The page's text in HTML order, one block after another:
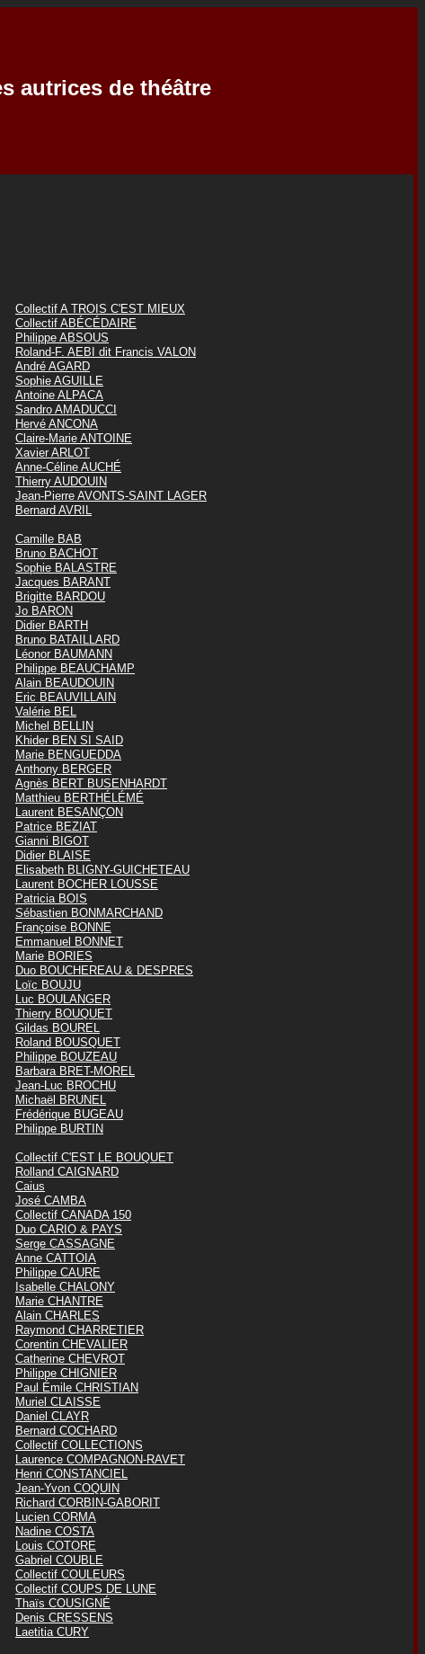
autrices de théâtre
Collectif A TROIS C'EST MIEUX
Collectif ABÉCÉDAIRE
Philippe ABSOUS
Roland-F. AEBI dit Francis VALON
André AGARD
Sophie AGUILLE
Antoine ALPACA
Sandro AMADUCCI
Hervé ANCONA
Claire-Marie ANTOINE
Xavier ARLOT
Anne-Céline AUCHÉ
Thierry AUDOUIN
Jean-Pierre AVONTS-SAINT LAGER
Bernard AVRIL
Camille BAB
Bruno BACHOT
Sophie BALASTRE
Jacques BARANT
Brigitte BARDOU
Jo BARON
Didier BARTH
Bruno BATAILLARD
Léonor BAUMANN
Philippe BEAUCHAMP
Alain BEAUDOUIN
Eric BEAUVILLAIN
Valérie BEL
Michel BELLIN
Khider BEN SI SAID
Marie BENGUEDDA
Anthony BERGER
Agnès BERT BUSENHARDT
Matthieu BERTHÉLÉMÉ
Laurent BESANÇON
Patrice BEZIAT
Gianni BIGOT
Didier BLAISE
Elisabeth BLIGNY-GUICHETEAU
Laurent BOCHER LOUSSE
Patricia BOIS
Sébastien BONMARCHAND
Françoise BONNE
Emmanuel BONNET
Marie BORIES
Duo BOUCHEREAU & DESPRES
Loïc BOUJU
Luc BOULANGER
Thierry BOUQUET
Gildas BOUREL
Roland BOUSQUET
Philippe BOUZEAU
Barbara BRET-MOREL
Jean-Luc BROCHU
Michaël BRUNEL
Frédérique BUGEAU
Philippe BURTIN
Collectif C'EST LE BOUQUET
Rolland CAIGNARD
Caius
José CAMBA
Collectif CANADA 150
Duo CARIO & PAYS
Serge CASSAGNE
Anne CATTOIA
Philippe CAURE
Isabelle CHALONY
Marie CHANTRE
Alain CHARLES
Raymond CHARRETIER
Corentin CHEVALIER
Catherine CHEVROT
Philippe CHIGNIER
Paul Émile CHRISTIAN
Muriel CLAISSE
Daniel CLAYR
Bernard COCHARD
Collectif COLLECTIONS
Laurence COMPAGNON-RAVET
Henri CONSTANCIEL
Jean-Yvon COQUIN
Richard CORBIN-GABORIT
Lucien CORMA
Nadine COSTA
Louis COTORE
Gabriel COUBLE
Collectif COULEURS
Collectif COUPS DE LUNE
Thaïs COUSIGNÉ
Denis CRESSENS
Laetitia CURY